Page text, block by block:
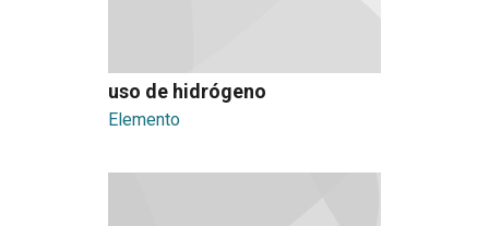
uso de hidrógeno
Elemento